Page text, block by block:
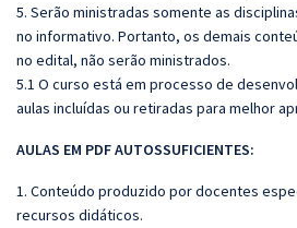
5. Serão ministradas somente as
no informativo. Portanto, os demais
no edital, não serão ministrados.
5.1 O curso está em processo de
aulas incluídas ou retiradas para melhor
AULAS EM PDF AUTOSSUFICIENTES:
1. Conteúdo produzido por docentes
recursos didáticos.